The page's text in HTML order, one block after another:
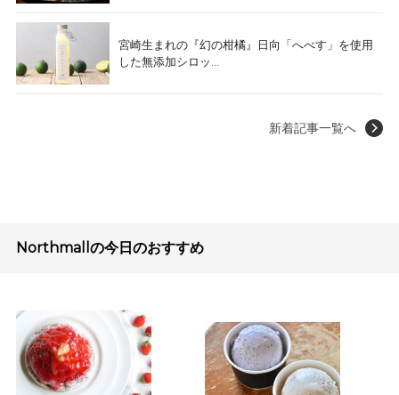
宮崎生まれの『幻の柑橘』日向「へべす」を使用
した無添加シロッ...
新着記事一覧へ
Northmallの今日のおすすめ